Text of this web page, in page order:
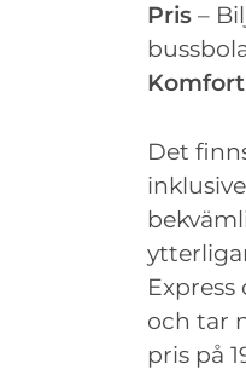
Pris –
Komfort
Det
och tar
pris på